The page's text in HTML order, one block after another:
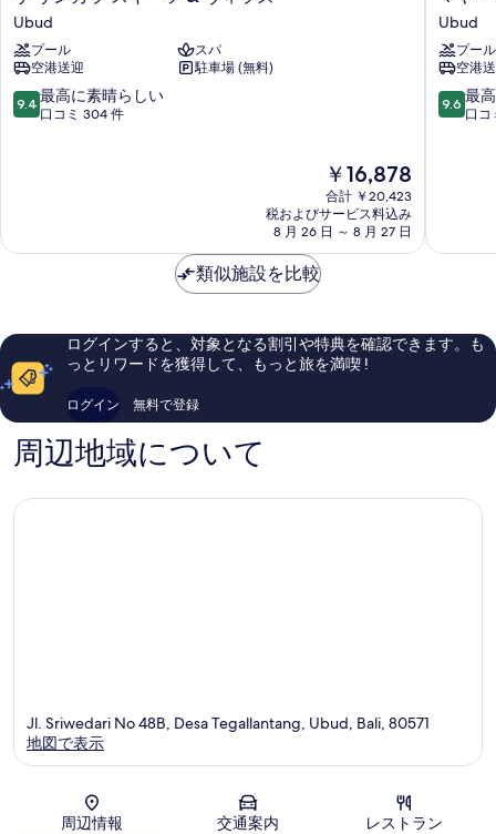
サ
ン
カ
ラ
ス
イ
ズ
Ubud
プール
スパ
空港送迎
駐車場 (無料)
10
段
素
い、
コ
ミ
件
の
コ
9.4 最高に素晴らしい
口コミ 304 件
現
在
の
料
金
￥16,878
合計 ￥20,423
税およびサービス料込み
8 月 26 日 ～ 8 月 27 日
ヤ・
ウ
ブ
ド・
リ
ゾ
パ
Ubud
プール
空港
10
段
素
い、
口
口
9.6 最
口コ
類似施設を比較
ログインすると、対象となる割引や特典を確認できます。も
っとリワードを獲得して、もっと旅を満喫 !
ログイン 無料で登録
周辺地域について
地図
Jl. Sriwedari No 48B, Desa Tegallantang, Ubud, Bali, 80571
地図で表示
周辺情報 交通案内 レストラン